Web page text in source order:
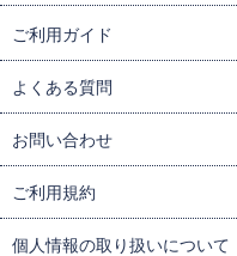
ご利用ガイド
よくある質問
お問い合わせ
ご利用規約
個人情報の取り扱いについて